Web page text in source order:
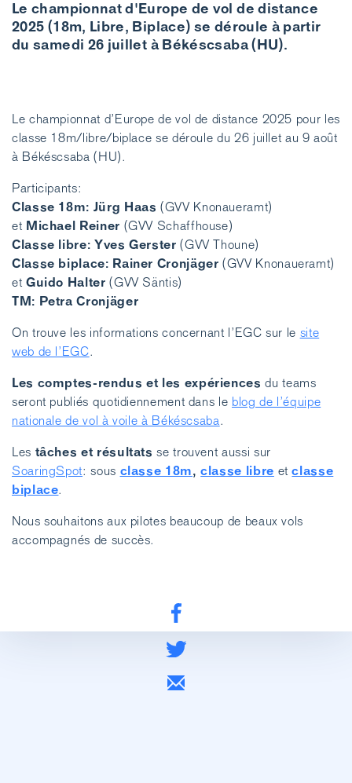
Le championnat d'Europe de vol de distance
2025 (18m, Libre, Biplace) se déroule à partir
du samedi 26 juillet à Békéscsaba (HU).
Le championnat d’Europe de vol de distance 2025 pour les
classe 18m/libre/biplace se déroule du 26 juillet au 9 août
à Békéscsaba (HU).
Participants:
Classe 18m: Jürg Haas (GVV Knonaueramt)
et Michael Reiner (GVV Schaffhouse)
Classe libre: Yves Gerster (GVV Thoune)
Classe biplace: Rainer Cronjäger (GVV Knonaueramt)
et Guido Halter (GVV Säntis)
TM: Petra Cronjäger
On trouve les informations concernant l’EGC sur le site
web de l’EGC.
Les comptes-rendus et les expériences du teams
seront publiés quotidiennement dans le blog de l’équipe
nationale de vol à voile à Békéscsaba.
Les tâches et résultats se trouvent aussi sur
SoaringSpot: sous classe 18m,classe libre etclasse
biplace.
Nous souhaitons aux pilotes beaucoup de beaux vols
accompagnés de succès.